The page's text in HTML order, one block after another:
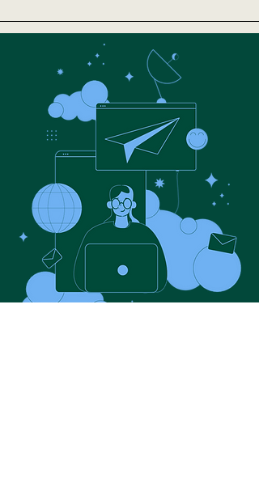
Hablemos